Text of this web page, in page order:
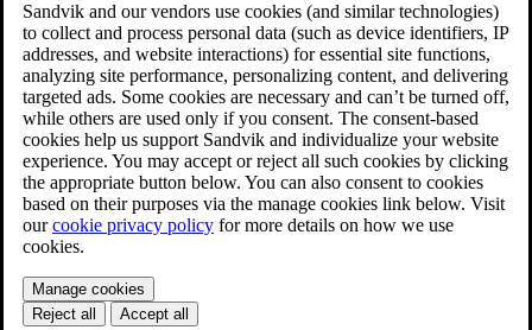
Sandvik and our vendors use cookies (and similar technologies)
to collect and process personal data (such as device identifiers, IP
addresses, and website interactions) for essential site functions,
analyzing site performance, personalizing content, and delivering
targeted ads. Some cookies are necessary and can’t be turned off,
while others are used only if you consent. The consent-based
cookies help us support Sandvik and individualize your website
experience. You may accept or reject all such cookies by clicking
the appropriate button below. You can also consent to cookies
based on their purposes via the manage cookies link below. Visit
ourcookie privacy policy for more details on how we use
cookies.
Manage cookies
Reject all
Accept all